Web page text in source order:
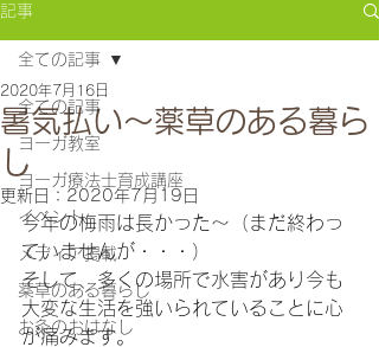
記事
全ての記事
ヨーガ教室
ヨーガ療法士育成講座
イベント
メディア掲載
薬草のある暮らし
お灸のおはなし
全ての記事
暑気払い～薬草のある暮ら
し
2020年7月16日
更新日： 2020年7月19日
今年の梅雨は長かった～（まだ終わっ
ていませんが・・・）
そして、多くの場所で水害があり今も
大変な生活を強いられていることに心
が痛みます。